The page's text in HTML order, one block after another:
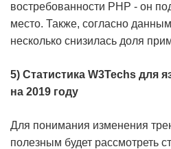
востребованности PHP - он
место. Также, согласно данным
несколько снизилась доля
5) Статистика W3Techs для
на 2019 году
Для понимания изменения
полезным будет рассмотреть